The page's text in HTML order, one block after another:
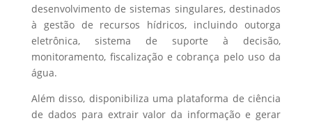
desenvolvimento de sistemas singulares, destinados
à gestão de recursos hídricos, incluindo outorga
eletrônica, sistema de suporte à decisão,
monitoramento, fiscalização e cobrança pelo uso da
água.
Além disso, disponibiliza uma plataforma de ciência
de dados para extrair valor da informação e gerar